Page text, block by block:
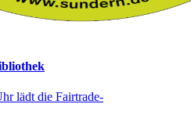
lädt die Fairtrade-